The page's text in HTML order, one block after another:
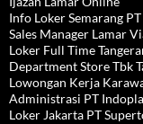
Info Loker Semarang
Sales Manager Lamar
Loker Full Time
Department Store Tbk
Lowongan Kerja
Administrasi PT
Loker Jakarta PT